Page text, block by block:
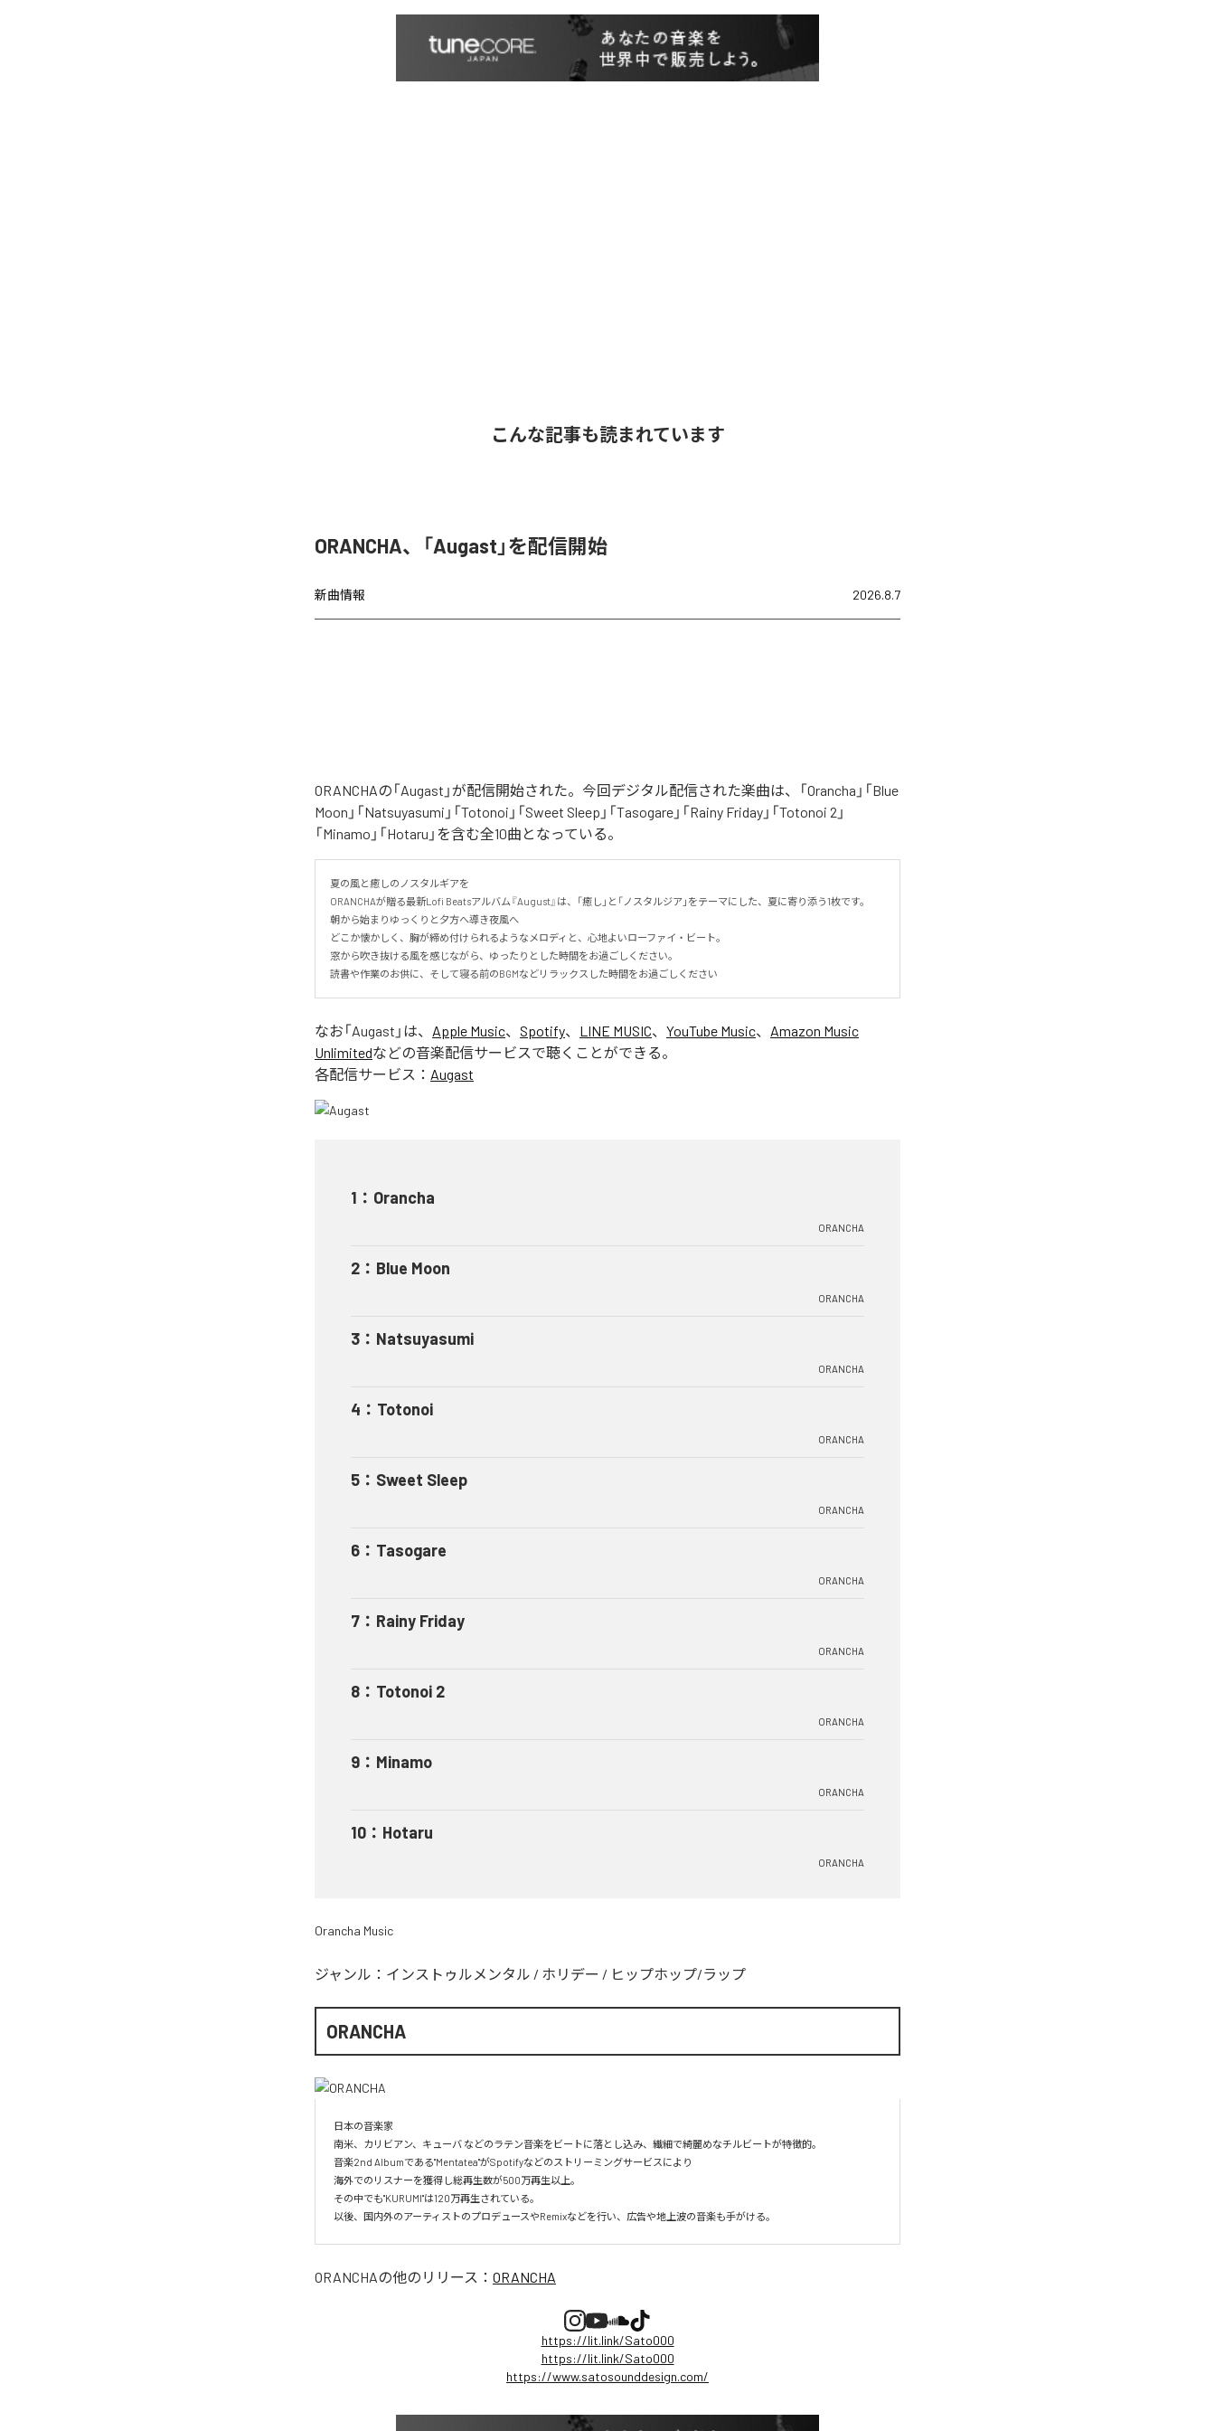
こんな記事も読まれています
ORANCHA、「Augast」を配信開始
新曲情報 2026.8.7
ORANCHAの「Augast」が配信開始された。今回デジタル配信された楽曲は、「Orancha」「Blue
Moon」「Natsuyasumi」「Totonoi」「Sweet Sleep」「Tasogare」「Rainy Friday」「Totonoi 2」
「Minamo」「Hotaru」を含む全10曲となっている。
夏の風と癒しのノスタルギアを
ORANCHAが贈る最新Lofi Beatsアルバム『August』は、「癒し」と「ノスタルジア」をテーマにした、夏に寄り添う1枚です。
朝から始まりゆっくりと夕方へ導き夜風へ
どこか懐かしく、胸が締め付けられるようなメロディと、心地よいローファイ・ビート。
窓から吹き抜ける風を感じながら、ゆったりとした時間をお過ごしください。
読書や作業のお供に、そして寝る前のBGMなどリラックスした時間をお過ごしください
なお「Augast 」は、 Apple Music、 Spotify、 LINE MUSIC、 YouTube Music、 Amazon Music
Unlimitedなどの音楽配信サービスで聴くことができる。
各配信サービス： Augast
1 ： Orancha
ORANCHA
2 ： Blue Moon
ORANCHA
3 ： Natsuyasumi
ORANCHA
4 ： Totonoi
ORANCHA
5 ： Sweet Sleep
ORANCHA
6 ： Tasogare
ORANCHA
7 ： Rainy Friday
ORANCHA
8 ： Totonoi 2
ORANCHA
9 ： Minamo
ORANCHA
10 ： Hotaru
ORANCHA
Orancha Music
ジャンル： インストゥルメンタル / ホリデー / ヒップホップ/ラップ
ORANCHA
日本の音楽家
南米、カリビアン、キューバ などのラテン音楽をビートに落とし込み、繊細で綺麗めなチルビートが特徴的。
音楽2nd Albumである"Mentatea"がSpotifyなどのストリーミングサービスにより
海外でのリスナーを獲得し総再生数が500万再生以上。
その中でも"KURUMI"は120万再生されている。
以後、国内外のアーティストのプロデュースやRemixなどを行い、広告や地上波の音楽も手がける。
ORANCHAの他のリリース： ORANCHA
https://lit.link/Sato000
https://lit.link/Sato000
https://www.satosounddesign.com/